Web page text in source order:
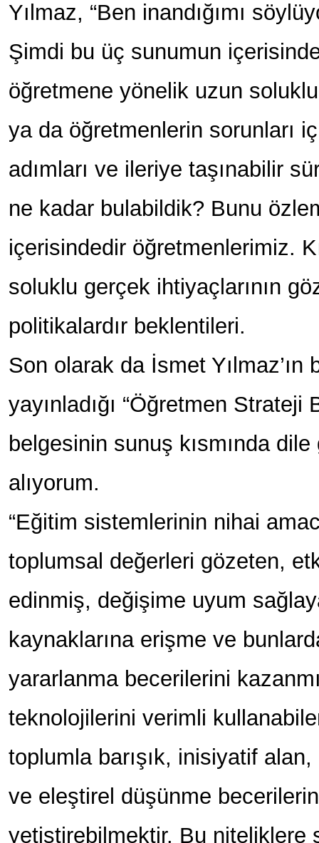
Yılmaz, “Ben inandığımı
Şimdi bu üç sunumun
öğretmene yönelik uzun
ya da öğretmenlerin sorunları
adımları ve ileriye taşınabilir
ne kadar bulabildik? Bunu
içerisindedir öğretmenlerimiz.
soluklu gerçek ihtiyaçlarının
politikalardır beklentileri.
Son olarak da İsmet Yılmaz’ın
yayınladığı “Öğretmen Strateji
belgesinin sunuş kısmında
alıyorum.
“Eğitim sistemlerinin nihai
toplumsal değerleri gözeten,
edinmiş, değişime uyum
kaynaklarına erişme ve
yararlanma becerilerini
teknolojilerini verimli
toplumla barışık, inisiyatif
ve eleştirel düşünme
yetiştirebilmektir. Bu niteliklere